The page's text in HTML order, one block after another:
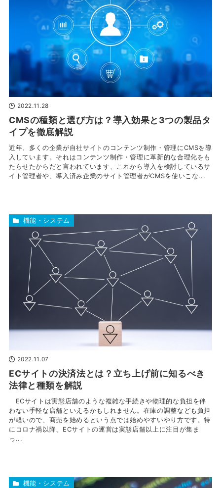
2022.11.28
CMSの種類と選び方は？導入効果と3つの製品タ
イプを徹底解説
近年、多くの企業が自社サイトのコンテンツ制作・管理にCMSを導
入しています。それはコンテンツ制作・管理に革新的な合理化をも
たらせたからだと言われています、これから導入を検討しているサ
イト管理者や、導入済み企業のサイト管理者がCMSを使いこな...
2022.11.07
ECサイトの決済法とは？立ち上げ前に知るべき
法律と種類を解説
ECサイトは実態店舗のような複雑な手続きや物理的な負担を伴
わない手軽な店舗といえるかもしれません。在庫の調整なども負担
が軽いので、商売を始めるという点では始めやすいやり方です。特
にコロナ禍以降、ECサイトの運営は実態店舗以上に注目が集ま
っ...
機能・システム
機能・システム